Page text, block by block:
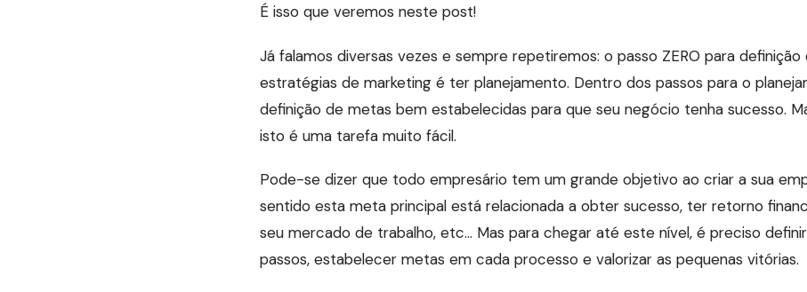
É isso que veremos neste post!
Já falamos diversas vezes e sempre repetiremos: o passo ZERO para definição
estratégias de marketing é ter planejamento. Dentro dos passos para o
definição de metas bem estabelecidas para que seu negócio tenha sucesso.
isto é uma tarefa muito fácil.
Pode-se dizer que todo empresário tem um grande objetivo ao criar a sua
sentido esta meta principal está relacionada a obter sucesso, ter retorno
seu mercado de trabalho, etc… Mas para chegar até este nível, é preciso
passos, estabelecer metas em cada processo e valorizar as pequenas vitórias.